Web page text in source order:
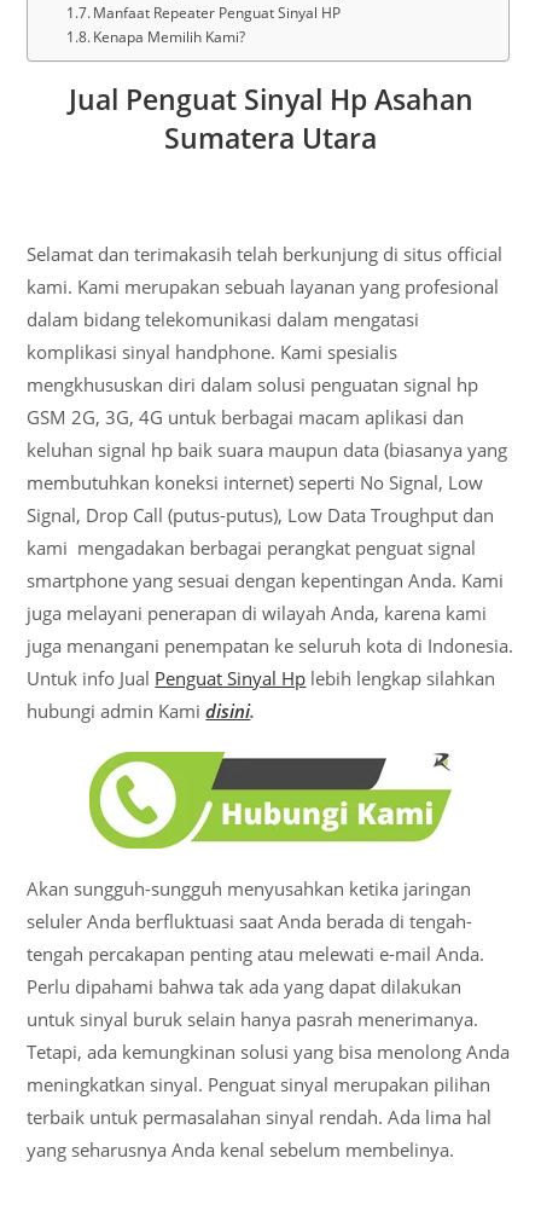
Manfaat Repeater Penguat Sinyal HP
Kenapa Memilih Kami?
Jual Penguat Sinyal Hp Asahan
Sumatera Utara
Selamat dan terimakasih telah berkunjung di situs official
kami. Kami merupakan sebuah layanan yang profesional
dalam bidang telekomunikasi dalam mengatasi
komplikasi sinyal handphone. Kami spesialis
mengkhususkan diri dalam solusi penguatan signal hp
GSM 2G, 3G, 4G untuk berbagai macam aplikasi dan
keluhan signal hp baik suara maupun data (biasanya yang
membutuhkan koneksi internet) seperti No Signal, Low
Signal, Drop Call (putus-putus), Low Data Troughput dan
kami mengadakan berbagai perangkat penguat signal
smartphone yang sesuai dengan kepentingan Anda. Kami
juga melayani penerapan di wilayah Anda, karena kami
juga menangani penempatan ke seluruh kota di Indonesia.
Untuk info Jual Penguat Sinyal Hp lebih lengkap silahkan
hubungi admin Kamidisini.
Akan sungguh-sungguh menyusahkan ketika jaringan
seluler Anda berfluktuasi saat Anda berada di tengah-
tengah percakapan penting atau melewati e-mail Anda.
Perlu dipahami bahwa tak ada yang dapat dilakukan
untuk sinyal buruk selain hanya pasrah menerimanya.
Tetapi, ada kemungkinan solusi yang bisa menolong Anda
meningkatkan sinyal. Penguat sinyal merupakan pilihan
terbaik untuk permasalahan sinyal rendah. Ada lima hal
yang seharusnya Anda kenal sebelum membelinya.